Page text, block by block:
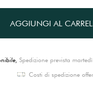
AGGIUNGI AL
Spedizione prevista
Costi di spedizione